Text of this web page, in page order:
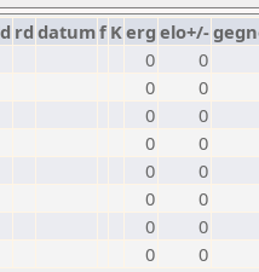
rd datumf Kerg elo+/-
0
0
0
0
0
0
0
0
0
0
0
0
0
0
0 0